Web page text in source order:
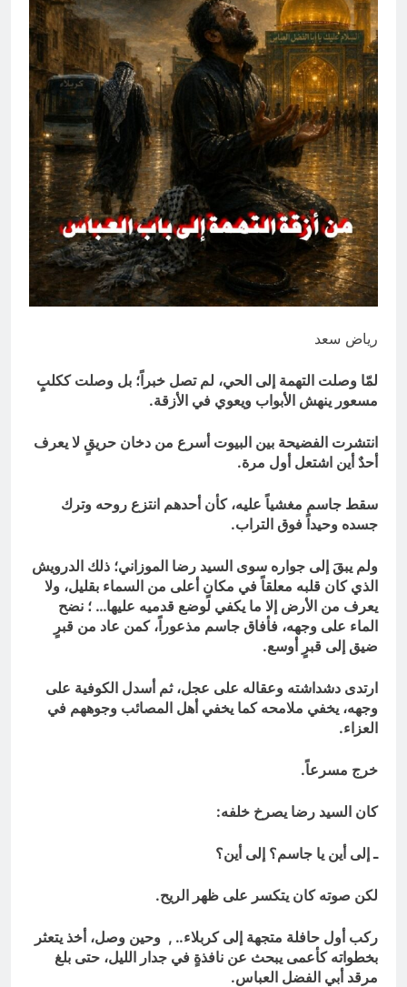
انتهت الحرب… لكن لم ينتهي
الموت
17 ساعة Ago
رياض سعد
لمّا وصلت التهمة إلى الحي، لم تصل خبراً؛ بل وصلت ككلبٍ
مسعور ينهش الأبواب ويعوي في الأزقة.
انتشرت الفضيحة بين البيوت أسرع من دخان حريقٍ لا يعرف
أحدٌ أين اشتعل أول مرة.
سقط جاسم مغشياً عليه، كأن أحدهم انتزع روحه وترك
جسده وحيداً فوق التراب.
ولم يبقَ إلى جواره سوى السيد رضا الموزاني؛ ذلك الدرويش
الذي كان قلبه معلقاً في مكانٍ أعلى من السماء بقليل، ولا
يعرف من الأرض إلا ما يكفي لوضع قدميه عليها… ؛ نضح
الماء على وجهه، فأفاق جاسم مذعوراً، كمن عاد من قبرٍ
ضيق إلى قبرٍ أوسع.
ارتدى دشداشته وعقاله على عجل، ثم أسدل الكوفية على
وجهه، يخفي ملامحه كما يخفي أهل المصائب وجوههم في
العزاء.
خرج مسرعاً.
كان السيد رضا يصرخ خلفه:
ـ إلى أين يا جاسم؟ إلى أين؟
لكن صوته كان يتكسر على ظهر الريح.
ركب أول حافلة متجهة إلى كربلاء.. , وحين وصل، أخذ يتعثر
بخطواته كأعمى يبحث عن نافذةٍ في جدار الليل، حتى بلغ
مرقد أبي الفضل العباس.